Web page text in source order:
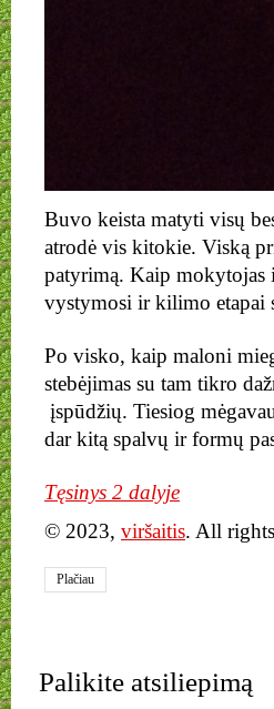
Buvo keista matyti visų
atrodė vis kitokie. Viską
patyrimą. Kaip mokytojas
vystymosi ir kilimo etapai
Po visko, kaip maloni
stebėjimas su tam tikro
įspūdžių. Tiesiog
dar kitą spalvų ir formų
Tęsinys 2 dalyje
© 2023, viršaitis. All
Plačiau
Palikite atsiliepimą